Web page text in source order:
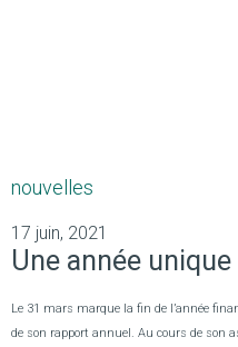
nouvelles
17 juin, 2021
Une année unique
Le 31 mars marque la fin de l’année
de son rapport annuel. Au cours de son